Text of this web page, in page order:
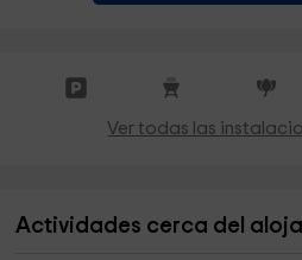
Ver todas las
Actividades cerca del